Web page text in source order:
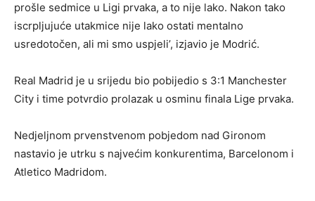
prošle sedmice u Ligi prvaka, a to nije lako. Nakon tako
iscrpljujuće utakmice nije lako ostati mentalno
usredotočen, ali mi smo uspjeli’, izjavio je Modrić.
Real Madrid je u srijedu bio pobijedio s 3:1 Manchester
City i time potvrdio prolazak u osminu finala Lige prvaka.
Nedjeljnom prvenstvenom pobjedom nad Gironom
nastavio je utrku s najvećim konkurentima, Barcelonom i
Atletico Madridom.